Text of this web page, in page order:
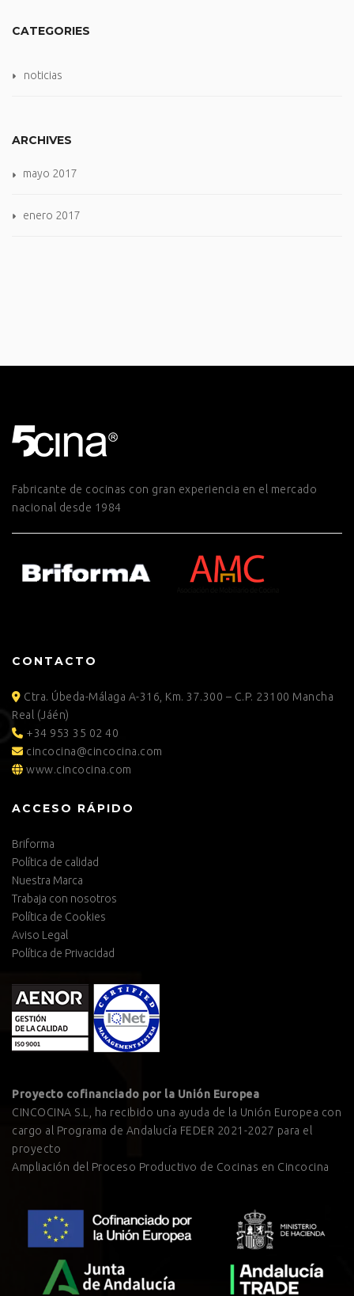
CATEGORIES
noticias
ARCHIVES
mayo 2017
enero 2017
Fabricante de cocinas con gran experiencia en el mercado
nacional desde 1984
CONTACTO
Ctra. Úbeda-Málaga A-316, Km. 37.300 – C.P. 23100 Mancha
Real (Jáén)
+34 953 35 02 40
cincocina@cincocina.com
www.cincocina.com
ACCESO RÁPIDO
Briforma
Política de calidad
Nuestra Marca
Trabaja con nosotros
Política de Cookies
Aviso Legal
Política de Privacidad
Proyecto cofinanciado por la Unión Europea
CINCOCINA S.L, ha recibido una ayuda de la Unión Europea con
cargo al Programa de Andalucía FEDER 2021-2027 para el
proyecto
Ampliación del Proceso Productivo de Cocinas en Cincocina